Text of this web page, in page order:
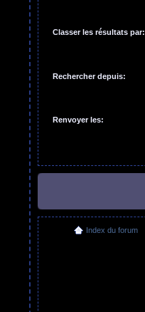
Classer les résultats par:
Rechercher depuis:
Renvoyer les:
Index du forum